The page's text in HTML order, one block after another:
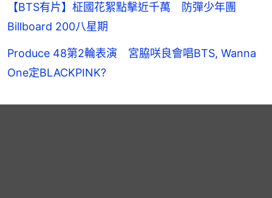
【BTS有片】柾國花絮點擊近千萬 防彈少年團
Billboard 200八星期
Produce 48第2輪表演 宮脇咲良會唱BTS, Wanna
One定BLACKPINK?